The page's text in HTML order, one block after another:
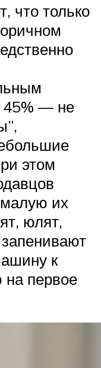
что только
45% — не
этом
малую их
юлят,
к
первое